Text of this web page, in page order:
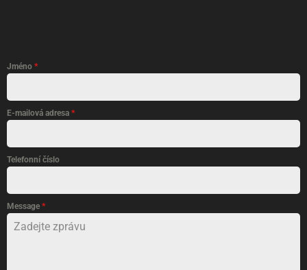
Jméno *
E-mailová adresa *
Telefonní číslo
Message *